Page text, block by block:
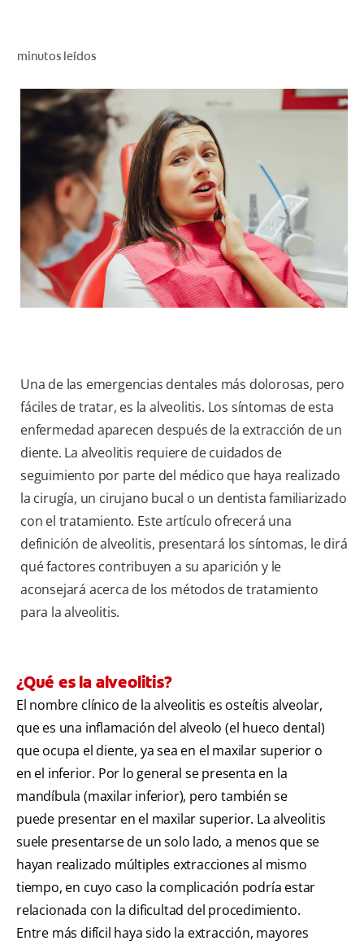
PROMOCIONES
SUSCRÍBASE
minutos leídos
Una de las emergencias dentales más dolorosas, pero
fáciles de tratar, es la alveolitis. Los síntomas de esta
enfermedad aparecen después de la extracción de un
diente. La alveolitis requiere de cuidados de
seguimiento por parte del médico que haya realizado
la cirugía, un cirujano bucal o un dentista familiarizado
con el tratamiento. Este artículo ofrecerá una
definición de alveolitis, presentará los síntomas, le dirá
qué factores contribuyen a su aparición y le
aconsejará acerca de los métodos de tratamiento
para la alveolitis.
¿Qué es la alveolitis?
El nombre clínico de la alveolitis es osteítis alveolar,
que es una inflamación del alveolo (el hueco dental)
que ocupa el diente, ya sea en el maxilar superior o
en el inferior. Por lo general se presenta en la
mandíbula (maxilar inferior), pero también se
puede presentar en el maxilar superior. La alveolitis
suele presentarse de un solo lado, a menos que se
hayan realizado múltiples extracciones al mismo
tiempo, en cuyo caso la complicación podría estar
relacionada con la dificultad del procedimiento.
Entre más difícil haya sido la extracción, mayores